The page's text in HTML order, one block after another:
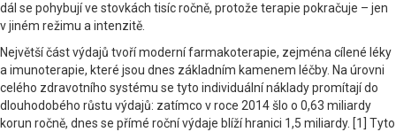
dál se pohybují ve stovkách tisíc ročně, protože terapie pokračuje – jen
v jiném režimu a intenzitě.
Největší část výdajů tvoří moderní farmakoterapie, zejména cílené léky
a imunoterapie, které jsou dnes základním kamenem léčby. Na úrovni
celého zdravotního systému se tyto individuální náklady promítají do
dlouhodobého růstu výdajů: zatímco v roce 2014 šlo o 0,63 miliardy
korun ročně, dnes se přímé roční výdaje blíží hranici 1,5 miliardy. [1] Tyto